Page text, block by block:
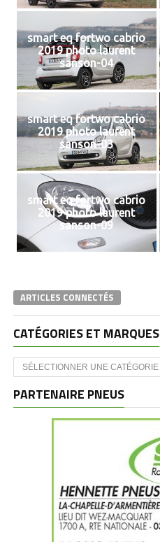
smart eq fortwo cabrio
2019 photo laurent
sanson-04
smart eq fortwo cabrio
2019 photo laurent
sanson-03
smart eq fortwo cabrio
2019 photo laurent
sanson-09
ARTICLES CONNECTÉS
CATÉGORIES ET MARQUES
Catégories
et
PARTENAIRE PNEUS